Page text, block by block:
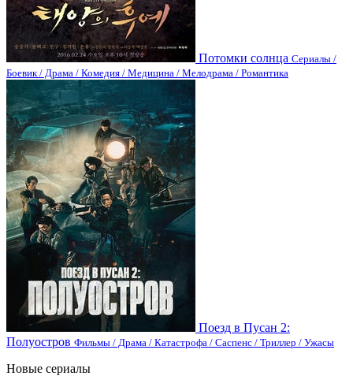
Потомки солнца Сериалы /
Боевик / Драма / Комедия / Медицина / Мелодрама / Романтика
Поезд в Пусан 2:
Полуостров Фильмы / Драма / Катастрофа / Саспенс / Триллер / Ужасы
Новые сериалы